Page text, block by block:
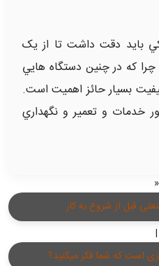
بايد دقت داشت تا از يک
چرا که در چنين دستگاه هايي
بسيار حائز اهميت است.
خدمات و تعمير و نگهداري
«
قبل از شروع به کار
|
است که شما فکر میکنید؟